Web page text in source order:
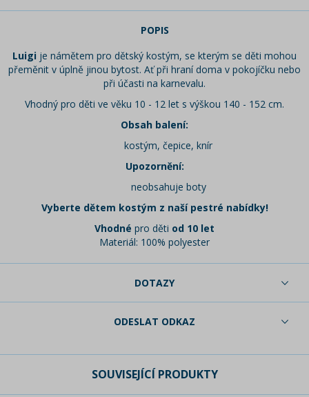
POPIS
Luigi je námětem pro dětský kostým, se kterým se děti mohou
přeměnit v úplně jinou bytost. Ať při hraní doma v pokojíčku nebo
při účasti na karnevalu.
Vhodný pro děti ve věku 10 - 12 let s výškou 140 - 152 cm.
Obsah balení:
kostým, čepice, knír
Upozornění:
neobsahuje boty
Vyberte dětem kostým z naší pestré nabídky!
Vhodné pro děti od 10 let
Materiál: 100% polyester
DOTAZY
ODESLAT ODKAZ
SOUVISEJÍCÍ PRODUKTY